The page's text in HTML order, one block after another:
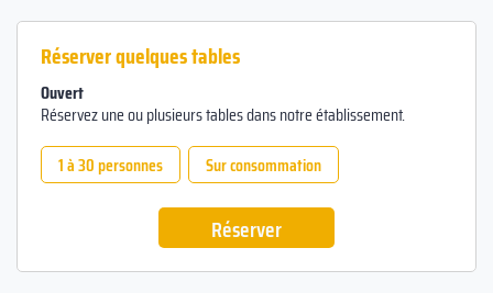
Réserver quelques tables
Ouvert
Réservez une ou plusieurs tables dans notre établissement.
1 à 30 personnes
Sur consommation
Réserver